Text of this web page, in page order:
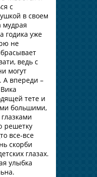
с
в своем
мудрая
годика уже
не
ведь с
могут
А впереди –
тете и
большими,
решетку
все-все
скорби
глазах.
улыбка